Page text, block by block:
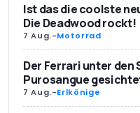
Ist das die coolste
Die Deadwood rockt!
7 Aug.-Motorrad
Der Ferrari unter den
Purosangue
7 Aug.-Erlkönige